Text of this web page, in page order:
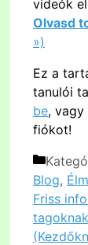
videók
Olvasd
»)
Ez a
tanulói
be, vagy
fiókot!
Blog,
Friss